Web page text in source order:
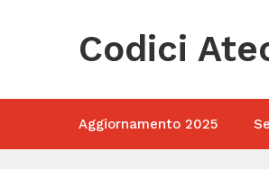
Codici
Aggiornamento 2025